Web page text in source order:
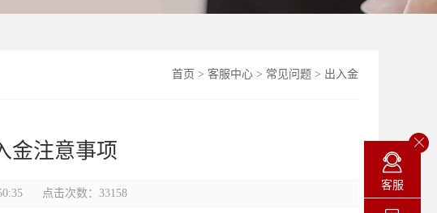
首页 > 客服中心 > 常见问题 > 出入金
金注意事项
点击次数：33158
客服